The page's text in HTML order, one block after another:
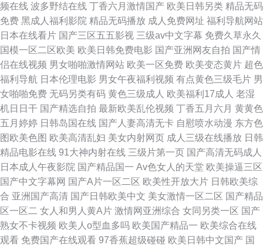
频在线 波多野结在线 丁香六月激情国产 欧美日韩另类 精品无码
免费 黑成人福利影院 精品无码播放 成人免费网址 福利导航网站
日本在线看片 国产三区五五影视 三级av中文字幕 免费久草永久
国模一区二区欧美 欧美日韩免费电影 国产亚洲网友自拍 国产情
侣在线视频 男女啪啪激情网站 欧美一区免费 欧美变态黄片 超色
福利导航 日本伦理电影 男女午夜福利视频 有点黄色三级毛片 男
女啪啪免费 无码另类有码 黄色三级成人 欧美福利17成人 老湿
机日日干 国产精选自拍 最新欧美乱伦视频 丁香五月六月 黄黄色
五月婷婷 日韩岛国在线 国产人妻高清无卡 自慰喷水动漫 东方色
图欧美色图 欧美高清乱妇 美女内射网页 成人三级在线播放 日韩
精品电影在线 91大神内射在线 三级片第一页 国产高清无码成人
日本成人午夜影院 国产精品国一 Av色女人的天堂 欧美操逼三区
国产中文字幕网 国产A片一区二区 欧美性开放大片 日韩欧美综
合 亚洲国产高清 国产日韩欧美中文 美女激情一区二区 国产精品
区一区二 女人和男人黄A片 激情网亚洲综合 女同另类一区 国产
熟女不卡视频 欧美人o型血多吗 欧美国产精品一 欧美综合在线
观看 免费国产在线观看 97香蕉超级碰碰 欧美日韩中文国产 国